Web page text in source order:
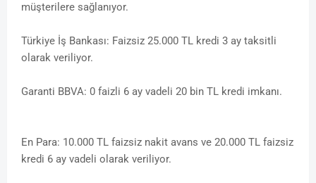
müşterilere sağlanıyor.
Türkiye İş Bankası: Faizsiz 25.000 TL kredi 3 ay taksitli
olarak veriliyor.
Garanti BBVA: 0 faizli 6 ay vadeli 20 bin TL kredi imkanı.
En Para: 10.000 TL faizsiz nakit avans ve 20.000 TL faizsiz
kredi 6 ay vadeli olarak veriliyor.